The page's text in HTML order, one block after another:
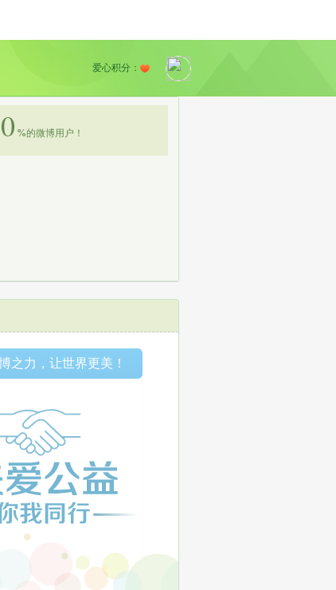
爱心积分：
0 %的微博用户！
之力，让世界更美！